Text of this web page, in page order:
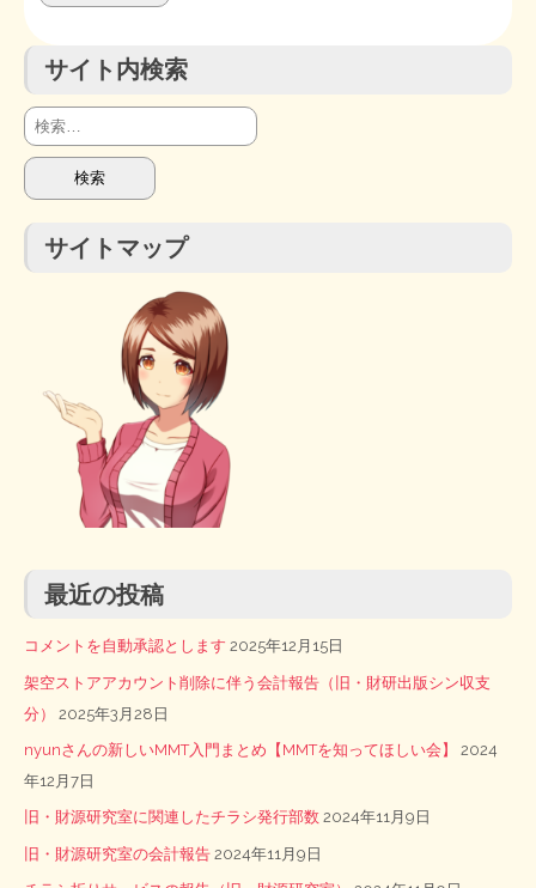
サイト内検索
検
索:
サイトマップ
最近の投稿
コメントを自動承認とします 2025年12月15日
架空ストアアカウント削除に伴う会計報告（旧・財研出版シン収支
分）
2025年3月28日
nyunさんの新しいMMT入門まとめ【MMTを知ってほしい会】
2024
年12月7日
旧・財源研究室に関連したチラシ発行部数 2024年11月9日
旧・財源研究室の会計報告 2024年11月9日